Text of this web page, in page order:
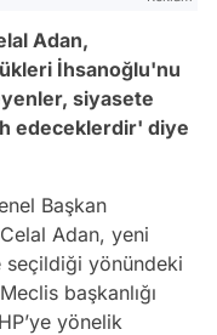
Adan,
İhsanoğlu'nu
siyasete
edeceklerdir' diye
Başkan
Adan, yeni
seçildiği yönündeki
başkanlığı
yönelik